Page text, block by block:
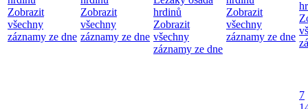
Zobrazit
všechny
záznamy ze dne
Zobrazit
všechny
záznamy ze dne
hrdinů
Zobrazit
všechny
záznamy ze dne
Zobrazit
všechny
záznamy ze dne
7